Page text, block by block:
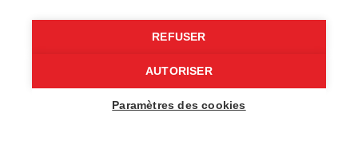
Notre histoire
Recrutement
REFUSER
AUTORISER
Paramètres des cookies